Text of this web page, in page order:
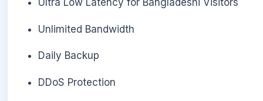
Unlimited Bandwidth
Daily Backup
DDoS Protection